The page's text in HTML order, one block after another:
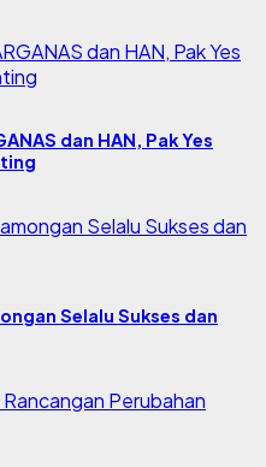
dan HAN, Pak Yes
Selalu Sukses dan